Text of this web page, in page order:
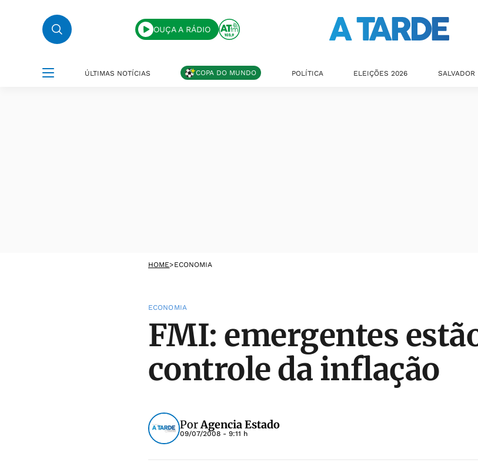
OUÇA A RÁDIO
ÚLTIMAS NOTÍCIAS COPA DO MUNDO POLÍTICA ELEIÇÕES 2026 SALVADOR
HOME>ECONOMIA
ECONOMIA
FMI: emergentes
controle da inflação
PorAgencia Estado
09/07/2008 - 9:11 h